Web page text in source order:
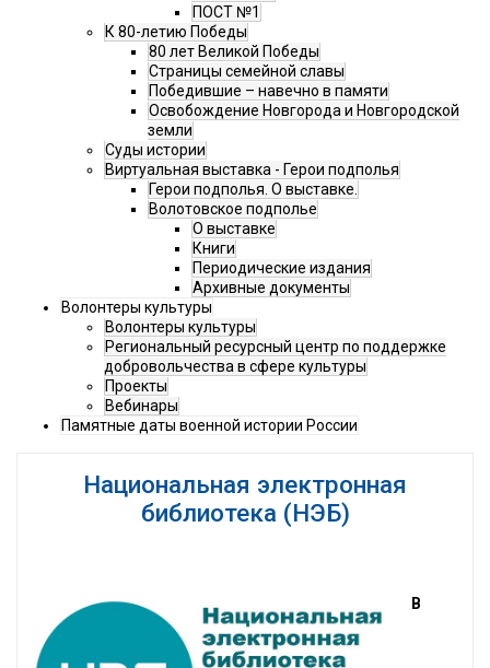
ПОСТ №1
К 80-летию Победы
80 лет Великой Победы
Страницы семейной славы
Победившие – навечно в памяти
Освобождение Новгорода и Новгородской
земли
Суды истории
Виртуальная выставка - Герои подполья
Герои подполья. О выставке.
Волотовское подполье
О выставке
Книги
Периодические издания
Архивные документы
Волонтеры культуры
Волонтеры культуры
Региональный ресурсный центр по поддержке
добровольчества в сфере культуры
Проекты
Вебинары
Памятные даты военной истории России
Национальная электронная
библиотека (НЭБ)
В